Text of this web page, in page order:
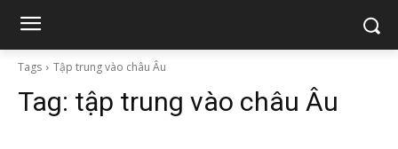
Tags Tập trung vào châu Âu
Tag: tập trung vào châu Âu